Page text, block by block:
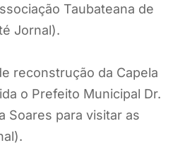
Taubateana de
Jornal).
reconstrução da Capela
o Prefeito Municipal Dr.
Soares para visitar as